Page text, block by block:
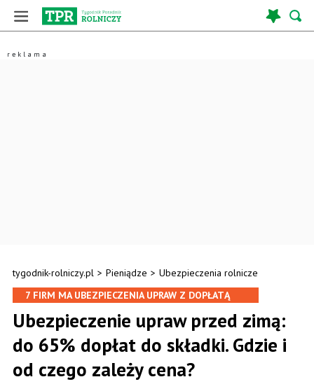
tygodnik-rolniczy.pl > Pieniądze > Ubezpieczenia rolnicze
7 FIRM MA UBEZPIECZENIA UPRAW Z DOPŁATĄ
Ubezpieczenie upraw przed zimą:
do 65% dopłat do składki. Gdzie i
od czego zależy cena?